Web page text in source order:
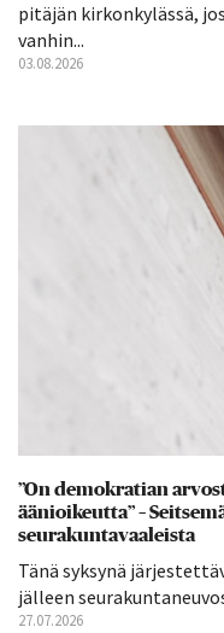
pitäjän kirkonkylässä,
vanhin...
03.08.2026
”On demokratian
äänioikeutta” –
seurakuntavaaleista
Tänä syksynä
jälleen
27.07.2026